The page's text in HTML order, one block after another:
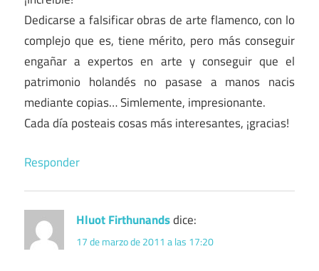
Dedicarse a falsificar obras de arte flamenco, con lo
complejo que es, tiene mérito, pero más conseguir
engañar a expertos en arte y conseguir que el
patrimonio holandés no pasase a manos nacis
mediante copias… Simlemente, impresionante.
Cada día posteais cosas más interesantes, ¡gracias!
Responder
Hluot Firthunandsdice:
17 de marzo de 2011 a las 17:20